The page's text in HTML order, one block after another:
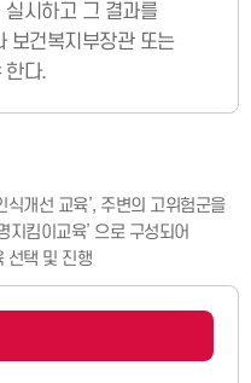
시하고 그 결과를
보건복지부장관 또는
한다.
개선 교육’, 주변의 고위험군을
지킴이교육’ 으로 구성되어
선택 및 진행